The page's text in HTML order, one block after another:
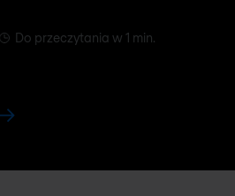
Do przeczytania w 1 min.